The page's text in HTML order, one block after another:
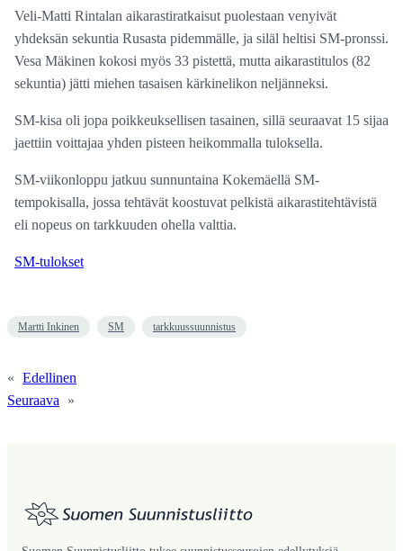
Veli-Matti Rintalan aikarastiratkaisut puolestaan venyivät
yhdeksän sekuntia Rusasta pidemmälle, ja siläl heltisi SM-pronssi.
Vesa Mäkinen kokosi myös 33 pistettä, mutta aikarastitulos (82
sekuntia) jätti miehen tasaisen kärkinelikon neljänneksi.
SM-kisa oli jopa poikkeuksellisen tasainen, sillä seuraavat 15 sijaa
jaettiin voittajaa yhden pisteen heikommalla tuloksella.
SM-viikonloppu jatkuu sunnuntaina Kokemäellä SM-
tempokisalla, jossa tehtävät koostuvat pelkistä aikarastitehtävistä
eli nopeus on tarkkuuden ohella valttia.
SM-tulokset
Martti Inkinen SM tarkkuussuunnistus
« Edellinen
Seuraava »